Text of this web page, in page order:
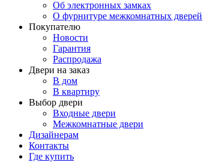
Об электронных замках
О фурнитуре межкомнатных дверей
Покупателю
Новости
Гарантия
Распродажа
Двери на заказ
В дом
В квартиру
Выбор двери
Входные двери
Межкомнатные двери
Дизайнерам
Контакты
Где купить